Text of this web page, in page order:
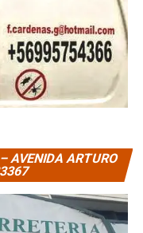
AVENIDA ARTURO